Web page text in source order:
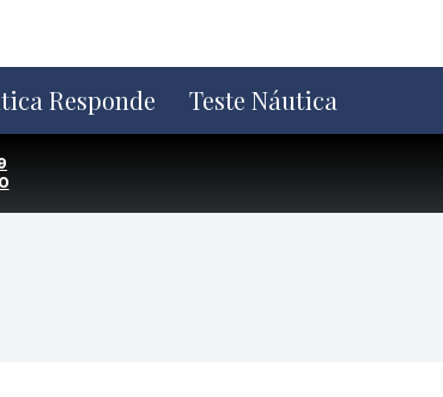
Responde Teste Náutica